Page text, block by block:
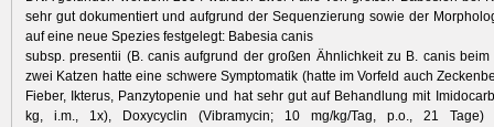
sehr gut dokumentiert und aufgrund der Sequenzierung sowie der
auf eine neue Spezies festgelegt: Babesia canis
subsp. presentii (B. canis aufgrund der großen Ähnlichkeit zu B. canis
zwei Katzen hatte eine schwere Symptomatik (hatte im Vorfeld auch
Fieber, Ikterus, Panzytopenie und hat sehr gut auf Behandlung mit
kg, i.m., 1x), Doxycyclin (Vibramycin; 10 mg/kg/Tag, p.o., 21 Tage)